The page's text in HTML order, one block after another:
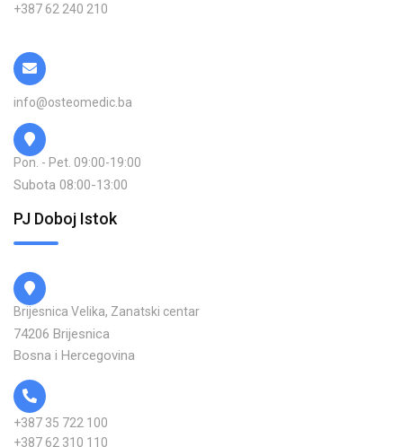
+387 62 240 210
info@osteomedic.ba
Pon. - Pet. 09:00-19:00
Subota 08:00-13:00
PJ Doboj Istok
Brijesnica Velika, Zanatski centar
74206 Brijesnica
Bosna i Hercegovina
+387 35 722 100
+387 62 310 110